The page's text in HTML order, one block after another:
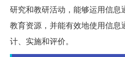
研究和教研活动，能够运用信息
教育资源，并能有效地使用信息
计、实施和评价。